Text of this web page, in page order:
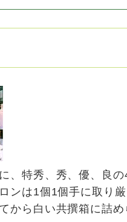
、特秀、秀、優、良
ンは1個1個手に取り
から白い共撰箱に詰め